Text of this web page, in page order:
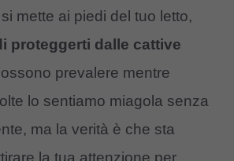
mette ai piedi del tuo letto,
proteggerti dalle cattive
prevalere mentre
lo sentiamo miagola senza
ma la verità è che sta